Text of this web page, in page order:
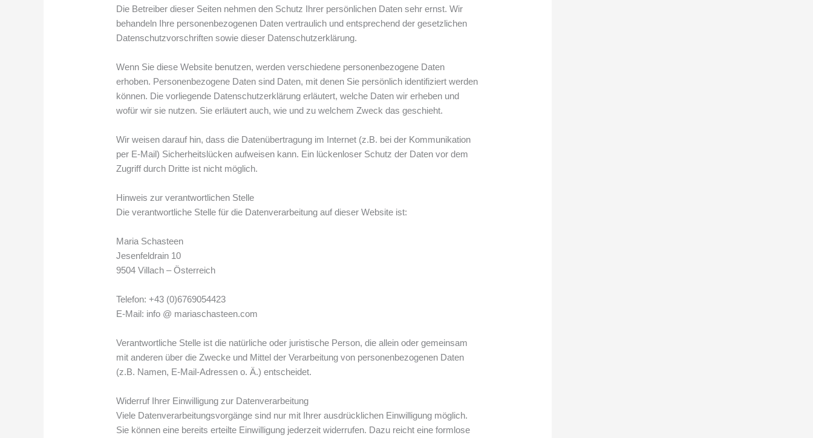
Die Betreiber dieser Seiten nehmen den Schutz Ihrer persönlichen Daten sehr ernst. Wir
behandeln Ihre personenbezogenen Daten vertraulich und entsprechend der gesetzlichen
Datenschutzvorschriften sowie dieser Datenschutzerklärung.
Wenn Sie diese Website benutzen, werden verschiedene personenbezogene Daten
erhoben. Personenbezogene Daten sind Daten, mit denen Sie persönlich identifiziert werden
können. Die vorliegende Datenschutzerklärung erläutert, welche Daten wir erheben und
wofür wir sie nutzen. Sie erläutert auch, wie und zu welchem Zweck das geschieht.
Wir weisen darauf hin, dass die Datenübertragung im Internet (z.B. bei der Kommunikation
per E-Mail) Sicherheitslücken aufweisen kann. Ein lückenloser Schutz der Daten vor dem
Zugriff durch Dritte ist nicht möglich.
Hinweis zur verantwortlichen Stelle
Die verantwortliche Stelle für die Datenverarbeitung auf dieser Website ist:
Maria Schasteen
Jesenfeldrain 10
9504 Villach – Österreich
Telefon: +43 (0)6769054423
E-Mail: info @ mariaschasteen.com
Verantwortliche Stelle ist die natürliche oder juristische Person, die allein oder gemeinsam
mit anderen über die Zwecke und Mittel der Verarbeitung von personenbezogenen Daten
(z.B. Namen, E-Mail-Adressen o. Ä.) entscheidet.
Widerruf Ihrer Einwilligung zur Datenverarbeitung
Viele Datenverarbeitungsvorgänge sind nur mit Ihrer ausdrücklichen Einwilligung möglich.
Sie können eine bereits erteilte Einwilligung jederzeit widerrufen. Dazu reicht eine formlose